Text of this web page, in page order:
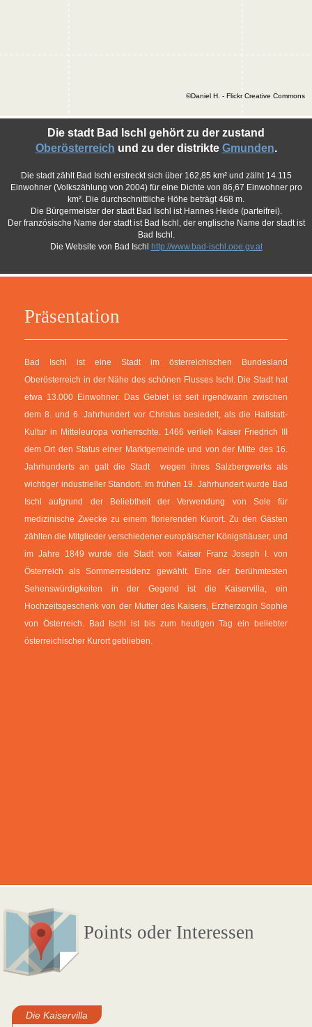
Präsentation
Bad Ischl ist eine Stadt im österreichischen Bundesland
Oberösterreich in der Nähe des schönen Flusses Ischl. Die Stadt hat
etwa 13.000 Einwohner. Das Gebiet ist seit irgendwann zwischen
dem 8. und 6. Jahrhundert vor Christus besiedelt, als die Hallstatt-
Kultur in Mitteleuropa vorherrschte. 1466 verlieh Kaiser Friedrich III
dem Ort den Status einer Marktgemeinde und von der Mitte des 16.
Jahrhunderts an galt die Stadt wegen ihres Salzbergwerks als
wichtiger industrieller Standort. Im frühen 19. Jahrhundert wurde Bad
Ischl aufgrund der Beliebtheit der Verwendung von Sole für
medizinische Zwecke zu einem florierenden Kurort. Zu den Gästen
zählten die Mitglieder verschiedener europäischer Königshäuser, und
im Jahre 1849 wurde die Stadt von Kaiser Franz Joseph I. von
Österreich als Sommerresidenz gewählt. Eine der berühmtesten
Sehenswürdigkeiten in der Gegend ist die Kaiservilla, ein
Hochzeitsgeschenk von der Mutter des Kaisers, Erzherzogin Sophie
von Österreich. Bad Ischl ist bis zum heutigen Tag ein beliebter
österreichischer Kurort geblieben.
Die stadt Bad Ischl gehört zu der zustand
Oberösterreich und zu der distrikte Gmunden.
Die stadt zählt Bad Ischl erstreckt sich über 162,85 km² und zälht 14.115
Einwohner (Volkszählung von 2004) für eine Dichte von 86,67 Einwohner pro
km². Die durchschnittliche Höhe beträgt 468 m.
Die Bürgermeister der stadt Bad Ischl ist Hannes Heide (parteifrei).
Der französische Name der stadt ist Bad Ischl, der englische Name der stadt ist
Bad Ischl.
Die Website von Bad Ischl
http://www.bad-ischl.ooe.gv.at
©Daniel H. - Flickr Creative Commons
Points oder Interessen
Die Kaiservilla